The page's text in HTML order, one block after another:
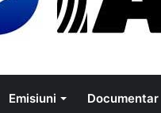
Emisiuni Documentar